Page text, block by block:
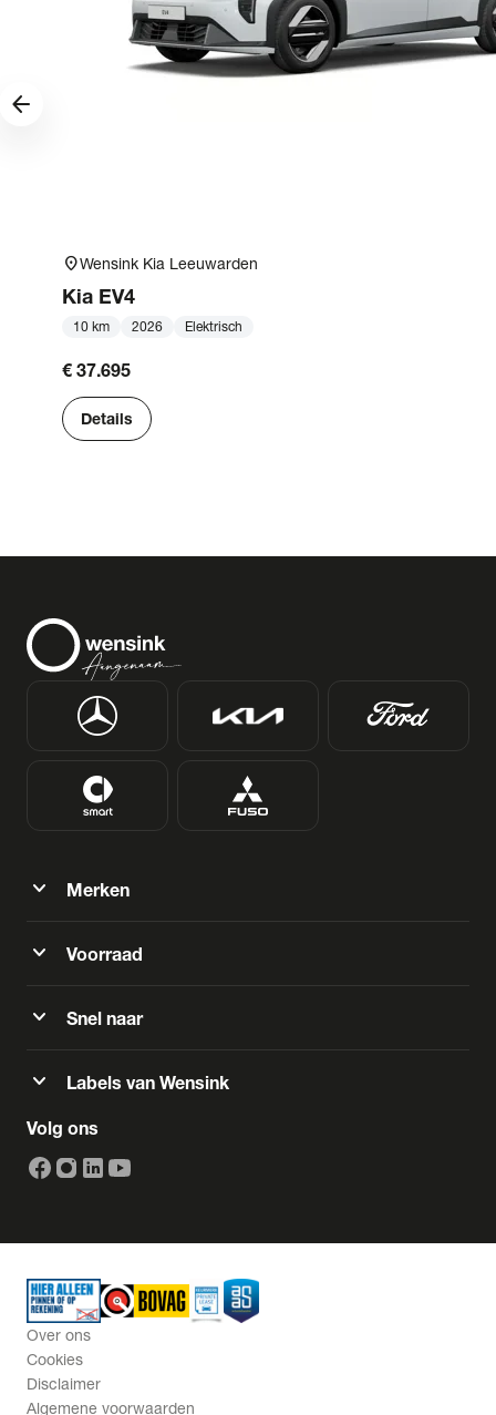
location_onWensink Kia Leeuwarden
Kia EV4
10 km 2026 Elektrisch
€ 37.695
Details
arrow_forward
expand_more Merken
expand_more Voorraad
expand_more Snel naar
expand_more Labels van Wensink
Volg ons
Over ons
Cookies
Disclaimer
Algemene voorwaarden